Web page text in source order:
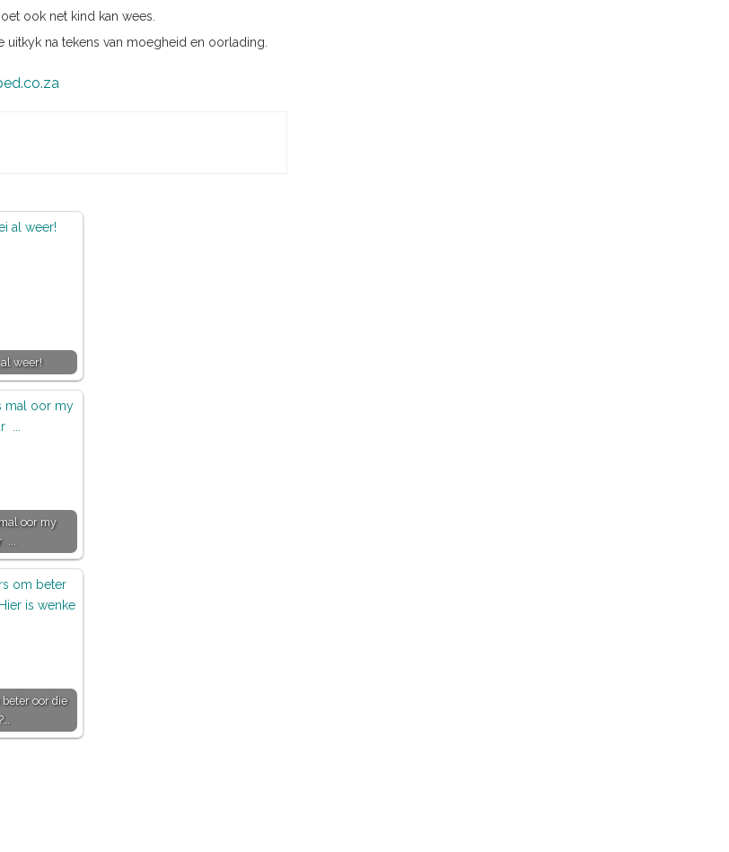
ook net kind kan wees.
na tekens van moegheid en oorlading.
weer!
oor my
...
oor die